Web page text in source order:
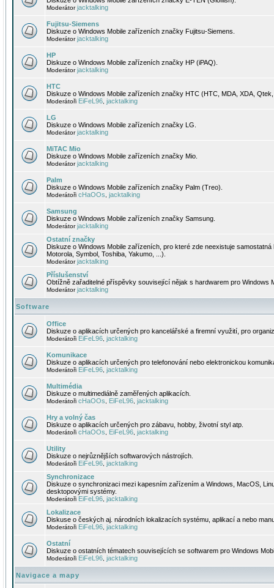
Moderátorjacktalking
Fujitsu-Siemens
Diskuze o Windows Mobile zařízeních značky Fujitsu-Siemens.
Moderátorjacktalking
HP
Diskuze o Windows Mobile zařízeních značky HP (iPAQ).
Moderátorjacktalking
HTC
Diskuze o Windows Mobile zařízeních značky HTC (HTC, MDA, XDA,
Moderátoři EiFeL96 jacktalking
LG
Diskuze o Windows Mobile zařízeních značky LG.
Moderátorjacktalking
MiTAC Mio
Diskuze o Windows Mobile zařízeních značky Mio.
Moderátorjacktalking
Palm
Diskuze o Windows Mobile zařízeních značky Palm (Treo).
Moderátoři cHaOOs jacktalking
Samsung
Diskuze o Windows Mobile zařízeních značky Samsung.
Moderátorjacktalking
Ostatní značky
Diskuze o Windows Mobile zařízeních, pro které zde neexistuje
Motorola, Symbol, Toshiba, Yakumo, ...).
Moderátorjacktalking
Příslušenství
Obtížně zařaditelné příspěvky související nějak s hardwarem pro Windows
Moderátorjacktalking
Software
Office
Diskuze o aplikacích určených pro kancelářské a firemní využití, pro
Moderátoři EiFeL96 jacktalking
Komunikace
Diskuze o aplikacích určených pro telefonování nebo elektronickou
Moderátoři EiFeL96 jacktalking
Multimédia
Diskuze o multimediálně zaměřených aplikacích.
Moderátoři cHaOOs EiFeL96 jacktalking
Hry a volný čas
Diskuze o aplikacích určených pro zábavu, hobby, životní styl atp.
Moderátoři cHaOOs EiFeL96 jacktalking
Utility
Diskuze o nejrůznějších softwarových nástrojích.
Moderátoři EiFeL96 jacktalking
Synchronizace
Diskuze o synchronizaci mezi kapesním zařízením a Windows, MacOS,
desktopovými systémy.
Moderátoři EiFeL96 jacktalking
Lokalizace
Diskuse o českých aj. národních lokalizacích systému, aplikací a nebo
Moderátoři EiFeL96 jacktalking
Ostatní
Diskuze o ostatních tématech souvisejících se softwarem pro Windows
Moderátoři EiFeL96 jacktalking
Navigace a mapy